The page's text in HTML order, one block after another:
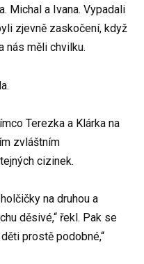
Michal a Ivana. Vypadali
zjevně zaskočení, když
nás měli chvilku.
Terezka a Klárka na
zvláštním
cizinek.
na druhou a
děsivé,“ řekl. Pak se
prostě podobné,“